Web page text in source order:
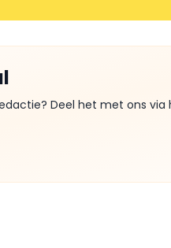
Deel het met ons via